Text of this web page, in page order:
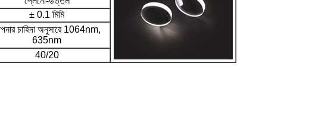
± 0.1 মিমি
চাহিদা অনুসারে 1064nm,
635nm
40/20